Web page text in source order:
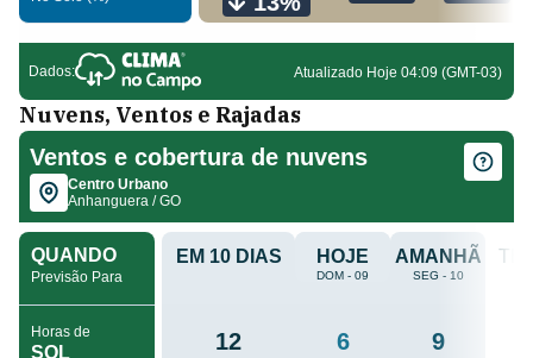
Nuvens, Ventos e Rajadas